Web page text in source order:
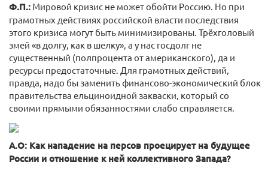
Ф.П.: Мировой кризис не может обойти Россию. Но при
грамотных действиях российской власти последствия
этого кризиса могут быть минимизированы. Трёхголовый
змей «в долгу, как в шелку», а у нас госдолг не
существенный (полпроцента от американского), да и
ресурсы предостаточные. Для грамотных действий,
правда, надо бы заменить финансово-экономический блок
правительства ельциноидной закваски, который со
своими прямыми обязанностями слабо справляется.
А.О: Как нападение на персов проецирует на будущее
России и отношение к ней коллективного Запада?